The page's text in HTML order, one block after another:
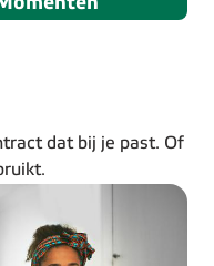
dat bij je past. Of